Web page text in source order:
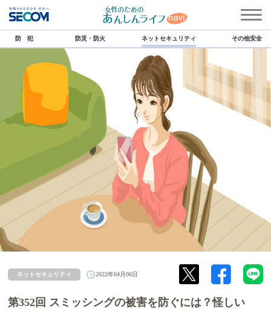
防 犯 防災・防火 ネットセキュリティ その他安全
ネットセキュリティ 2022年04月06日
第352回 スミッシングの被害を防ぐには？怪しい